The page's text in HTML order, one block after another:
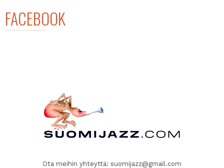
FACEBOOK
Ota meihin yhteyttä: suomijazz@gmail.com